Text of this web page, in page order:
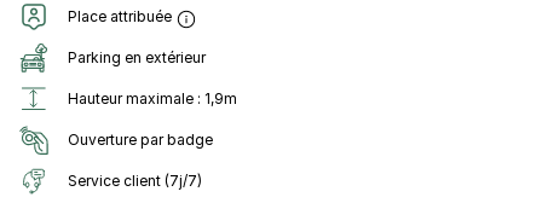
Place attribuée
Parking en extérieur
Hauteur maximale : 1,9m
Ouverture par badge
Service client (7j/7)